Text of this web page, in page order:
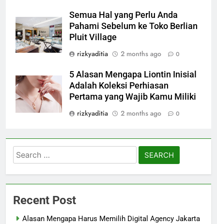
Semua Hal yang Perlu Anda
Pahami Sebelum ke Toko Berlian
Pluit Village
rizkyaditia
2 months ago 0
5 Alasan Mengapa Liontin Inisial
Adalah Koleksi Perhiasan
Pertama yang Wajib Kamu Miliki
rizkyaditia
2 months ago 0
Search
for:
Recent Post
Alasan Mengapa Harus Memilih Digital Agency Jakarta